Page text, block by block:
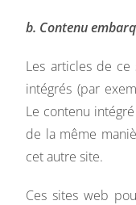
b. Contenu
Les articles de
intégrés (par
Le contenu
de la même
cet autre site.
Ces sites web